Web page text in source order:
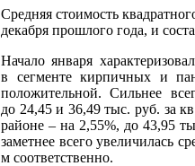
Средняя стоимость
декабря прошлого года, и
Начало января
в сегменте кирпичных и
положительной. Сильнее
до 24,45 и 36,49 тыс. руб. за
районе – на 2,55%, до 43,95
заметнее всего увеличилась
м соответственно.